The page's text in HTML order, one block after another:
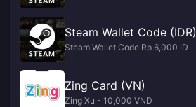
Steam Wallet Code (IDR)
Steam Wallet Code Rp 6,000 ID
Zing Card (VN)
Zing Xu - 10,000 VND